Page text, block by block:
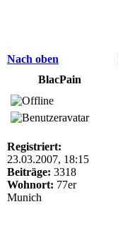
Nach oben
BlacPain
Registriert:
23.03.2007, 18:15
Beiträge: 3318
Wohnort: 77er
Munich